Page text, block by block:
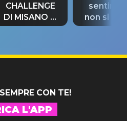
CHALLENGE
DI MISANO si
riconferma
non si
fino alla
CON TE!
L'APP